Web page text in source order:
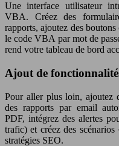
Une interface utilisateur
VBA. Créez des
rapports, ajoutez des
le code VBA par mot de
rend votre tableau de bord
Ajout de
Pour aller plus loin, ajoutez
des rapports par email
PDF, intégrez des alertes
trafic) et créez des
stratégies SEO.